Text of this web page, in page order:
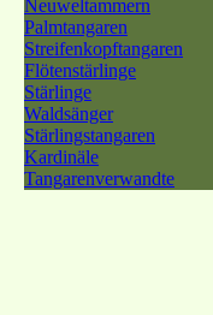
Neuweltammern
Palmtangaren
Streifenkopftangaren
Flötenstärlinge
Stärlinge
Waldsänger
Stärlingstangaren
Kardinäle
Tangarenverwandte